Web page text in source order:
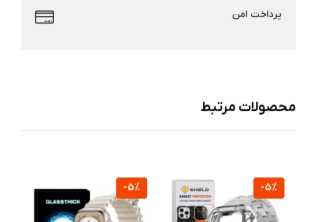
پرداخت امن
محصولات مرتبط
-5%
-5%